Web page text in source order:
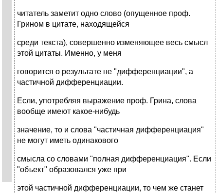
читатель заметит одно слово (опущенное проф.
Грином в цитате, находящейся
среди текста), совершенно изменяющее весь смысл
этой цитаты. Именно, у меня
говорится о результате не "дифференциации", а
частичной дифференциации.
Если, употребляя выражение проф. Грина, слова
вообще имеют какое-нибудь
значение, то и слова "частичная дифференциация"
не могут иметь одинакового
смысла со словами "полная дифференциация". Если
"объект" образовался уже при
этой частичной дифференциации, то чем же станет